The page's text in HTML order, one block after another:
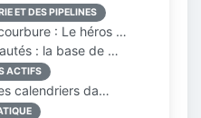
ET DES PIPELINES
: Le héros …
: la base de …
ACTIFS
calendriers da…